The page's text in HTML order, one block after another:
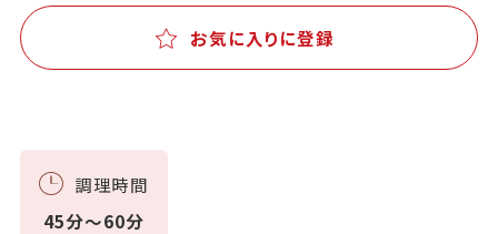
お気に入りに登録
調理時間
45分～60分